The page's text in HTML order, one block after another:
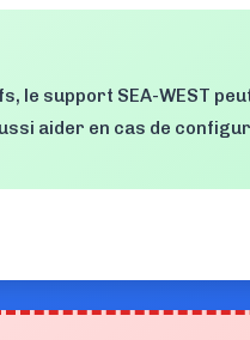
le support SEA-WEST
aider en cas de